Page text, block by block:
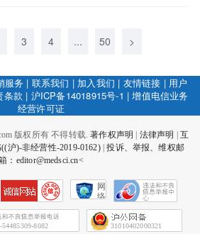
3 4 ... 50 >
服务 | 联系我们 | 加入我们 | 友情链接 | 用户
条款 | 沪ICP备14018915号-1 |增值电信业务
经营许可证
版权所有 不得转载.著作权声明 法律声明
互
沪)-非经营性-2019-0162)|投诉、举报、维权邮
：editor@medsci.cn<
网
络
会
征
54485309-8082 31010402000321